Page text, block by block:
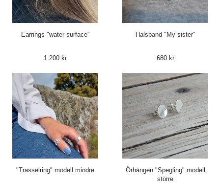
Earrings "water surface"
1 200 kr
Halsband "My sister"
680 kr
"Trasselring" modell mindre
Örhängen "Spegling" modell
större